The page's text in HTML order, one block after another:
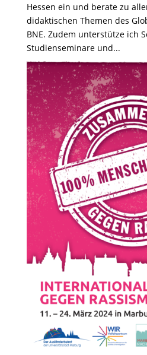
Hessen ein und berate zu
didaktischen Themen des
BNE. Zudem unterstütze ich
Studienseminare und...